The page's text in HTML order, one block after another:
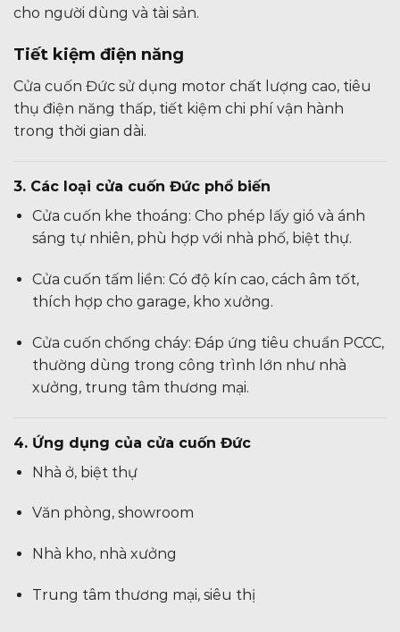
cho người dùng và tài sản.
Tiết kiệm điện năng
Cửa cuốn Đức sử dụng motor chất lượng cao, tiêu
thụ điện năng thấp, tiết kiệm chi phí vận hành
trong thời gian dài.
3. Các loại cửa cuốn Đức phổ biến
Cửa cuốn khe thoáng: Cho phép lấy gió và ánh
sáng tự nhiên, phù hợp với nhà phố, biệt thự.
Cửa cuốn tấm liền: Có độ kín cao, cách âm tốt,
thích hợp cho garage, kho xưởng.
Cửa cuốn chống cháy: Đáp ứng tiêu chuẩn PCCC,
thường dùng trong công trình lớn như nhà
xưởng, trung tâm thương mại.
4. Ứng dụng của cửa cuốn Đức
Nhà ở, biệt thự
Văn phòng, showroom
Nhà kho, nhà xưởng
Trung tâm thương mại, siêu thị